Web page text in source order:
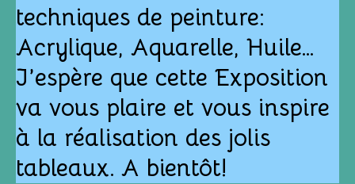
techniques de peinture:
Acrylique, Aquarelle, Huile…
J’espère que cette Exposition
va vous plaire et vous inspire
à la réalisation des jolis
tableaux. A bientôt!